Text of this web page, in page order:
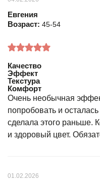
Евгения
Возраст: 45-54
Качество
Эффект
Текстура
Комфорт
Очень необычная
попробовать и
сделала этого раньше.
и здоровый цвет.
01.02.2026